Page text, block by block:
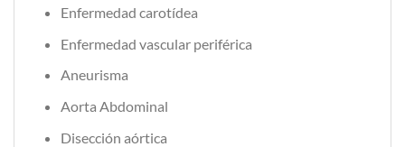
Enfermedad carotídea
Enfermedad vascular periférica
Aneurisma
Aorta Abdominal
Disección aórtica